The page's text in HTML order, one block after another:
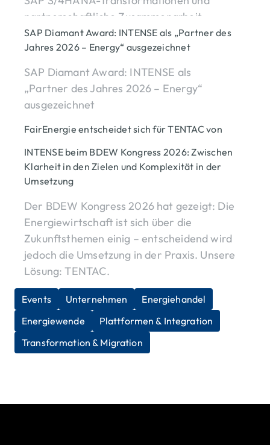
Plattformen & Integration
partnerschaftliche Zusammenarbeit
standen im Mittelpunkt – und prägten den
Messeauftritt von INTENSE.
Mehr erfahren
Events Unternehmen
Energiehandel
IT-Strategie
Plattformen & Integration
SAP Diamant Award: INTENSE als „Partner des
Jahres 2026 – Energy“ ausgezeichnet
SAP Diamant Award: INTENSE als
„Partner des Jahres 2026 – Energy“
ausgezeichnet
Mehr erfahren
Unternehmen
IT-Strategie
Plattformen & Integration
SAP for Utilities
INTENSE bei den EVU Prozess & IT Tagen 2026
Mehr erfahren
Events Unternehmen
IT-Strategie
Plattformen & Integration
Transformation & Migration
FairEnergie entscheidet sich für TENTAC von
Standardprozesse im Fokus
Reutlinger Versorger ersetzt SAP IS-U
durch cloudbasierte Plattform auf Basis
von SAP S/4HANA Utilities
Mehr erfahren
Unternehmen
IT-Strategie
Plattformen & Integration
INTENSE beim BDEW Kongress 2026: Zwischen
Klarheit in den Zielen und Komplexität in der
Umsetzung
Der BDEW Kongress 2026 hat gezeigt: Die
Energiewirtschaft ist sich über die
Zukunftsthemen einig – entscheidend wird
jedoch die Umsetzung in der Praxis. Unsere
Lösung: TENTAC.
Mehr erfahren
Events Unternehmen
Energiehandel
Energiewende
Plattformen & Integration
Transformation & Migration